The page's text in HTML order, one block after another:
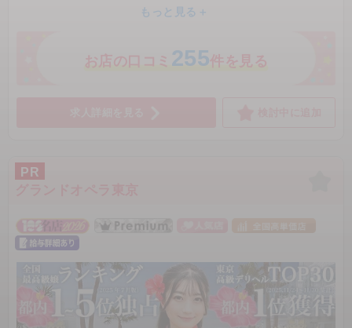
お仕事の入りが落ち着く傾向はありますが、
90分：35,000円
120分：45,000円
♢DIAMONDクラス♢
60分：40,000円
90分：50,000円
120分：70,000円
150分：85,000円
180分：100,000円
もっと見る＋
お店の口コミ 255件を見る
PR